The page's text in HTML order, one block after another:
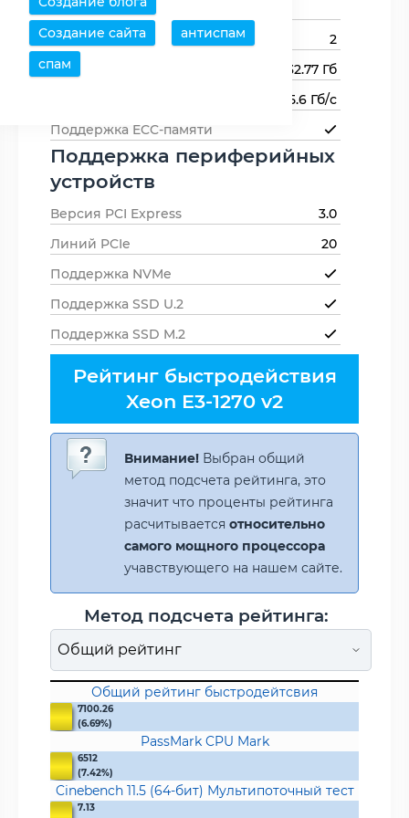
Создание сайта
антиспам
спам
памяти
Каналов памяти
2
Максимальный объем памяти
32.77 Гб
25.6 Гб/с
Поддержка ECC-памяти
Поддержка периферийных
устройств
Версия PCI Express
3.0
Линий PCIe
20
Поддержка NVMe
Поддержка SSD U.2
Поддержка SSD M.2
Рейтинг быстродействия
Xeon E3-1270 v2
Внимание! Выбран общий
метод подсчета рейтинга, это
значит что проценты рейтинга
расчитывается относительно
самого мощного процессора
учавствующего на нашем сайте.
Метод подсчета рейтинга:
Общий рейтинг быстродейтсвия
7100.26
(6.69%)
PassMark CPU Mark
6512
(7.42%)
Cinebench 11.5 (64-бит) Мультипоточный тест
7.13